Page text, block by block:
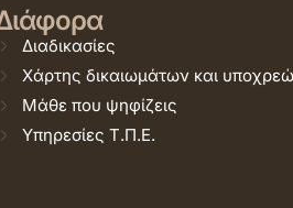
Διαδικασίες
Χάρτης δικαιωμάτων και
Μάθε που ψηφίζεις
Υπηρεσίες Τ.Π.Ε.